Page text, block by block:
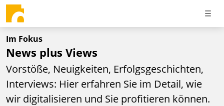
Im Fokus
News plus Views
Vorstöße, Neuigkeiten, Erfolgsgeschichten,
Interviews: Hier erfahren Sie im Detail, wie
wir digitalisieren und Sie profitieren können.